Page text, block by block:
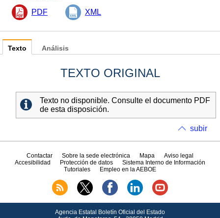
PDF XML
Texto
TEXTO ORIGINAL
Texto no disponible. Consulte el documento PDF
de esta disposición.
Análisis
subir
Contactar Sobre la sede electrónica Mapa
Aviso legal
Accesibilidad
Protección de datos
Sistema Interno de Información
Tutoriales
Empleo en la AEBOE
Agencia Estatal Boletín Oficial del Estado